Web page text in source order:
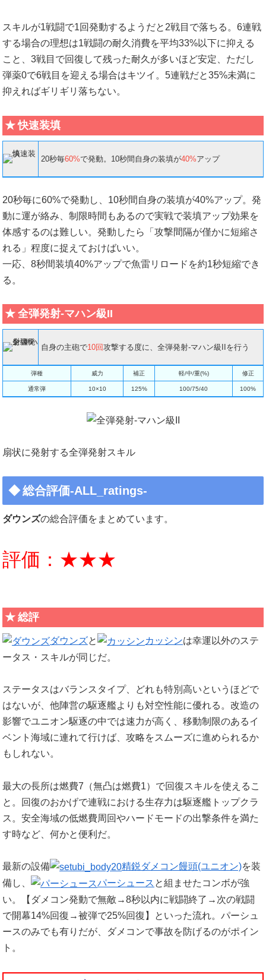
スキルが1戦闘で1回発動するようだと2戦目で落ちる。6連戦
する場合の理想は1戦闘の耐久消費を平均33%以下に抑える
こと、3戦目で回復して残った耐久が多いほど安定、ただし
弾薬0で6戦目を迎える場合はキツイ。5連戦だと35%未満に
抑えればギリギリ落ちない。
快速装填
20秒毎60%で発動。10秒間自身の装填が40%アップ
20秒毎に60%で発動し、10秒間自身の装填が40%アップ。発
動に運が絡み、制限時間もあるので実戦で装填アップ効果を
体感するのは難しい。発動したら「攻撃間隔が僅かに短縮さ
れる」程度に捉えておけばいい。
一応、8秒間装填40%アップで魚雷リロードを約1秒短縮でき
る。
全弾発射-マハン級II
自身の主砲で10回攻撃する度に、全弾発射-マハン級IIを行う
弾種 威力 補正 軽/中/重(%) 修正
通常弾 10×10 125% 100/75/40 100%
扇状に発射する全弾発射スキル
総合評価-ALL_ratings-
ダウンズの総合評価をまとめています。
評価：★★★
総評
ダウンズと カッシンは幸運以外のステ
ータス・スキルが同じだ。
ステータスはバランスタイプ、どれも特別高いというほどで
はないが、他陣営の駆逐艦よりも対空性能に優れる。改造の
影響でユニオン駆逐の中では速力が高く、移動制限のあるイ
ベント海域に連れて行けば、攻略をスムーズに進められるか
もしれない。
最大の長所は燃費7（無凸は燃費1）で回復スキルを使えるこ
と。回復のおかげで連戦における生存力は駆逐艦トップクラ
ス。安全海域の低燃費周回やハードモードの出撃条件を満た
す時など、何かと便利だ。
最新の設備 精鋭ダメコン饅頭(ユニオン)を装
備し、
パーシュース と組ませたコンボが強
い。【ダメコン発動で無敵→8秒以内に戦闘終了→次の戦闘
で開幕14%回復→被弾で25%回復】といった流れ。パーシュ
ースのみでも有りだが、ダメコンで事故を防げるのがポイン
ト。